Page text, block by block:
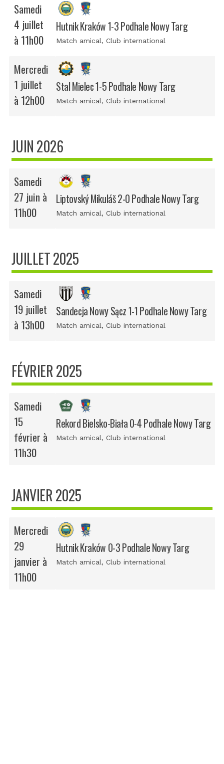
Samedi
4 juillet
à 11h00
Hutnik Kraków 1-3 Podhale Nowy Targ
Match amical, Club international
Mercredi
1 juillet
à 12h00
Stal Mielec 1-5 Podhale Nowy Targ
Match amical, Club international
JUIN 2026
Samedi
27 juin à
11h00
Liptovský Mikuláš 2-0 Podhale Nowy Targ
Match amical, Club international
JUILLET 2025
Samedi
19 juillet
à 13h00
Sandecja Nowy Sącz 1-1 Podhale Nowy Targ
Match amical, Club international
FÉVRIER 2025
Samedi
15
février à
11h30
Rekord Bielsko-Biała 0-4 Podhale Nowy Targ
Match amical, Club international
JANVIER 2025
Mercredi
29
janvier à
11h00
Hutnik Kraków 0-3 Podhale Nowy Targ
Match amical, Club international